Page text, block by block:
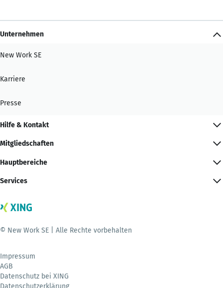
Unternehmen
New Work SE
Karriere
Presse
Hilfe & Kontakt
Mitgliedschaften
Hauptbereiche
Services
© New Work SE | Alle Rechte vorbehalten
Impressum
AGB
Datenschutz bei XING
Datenschutzerklärung